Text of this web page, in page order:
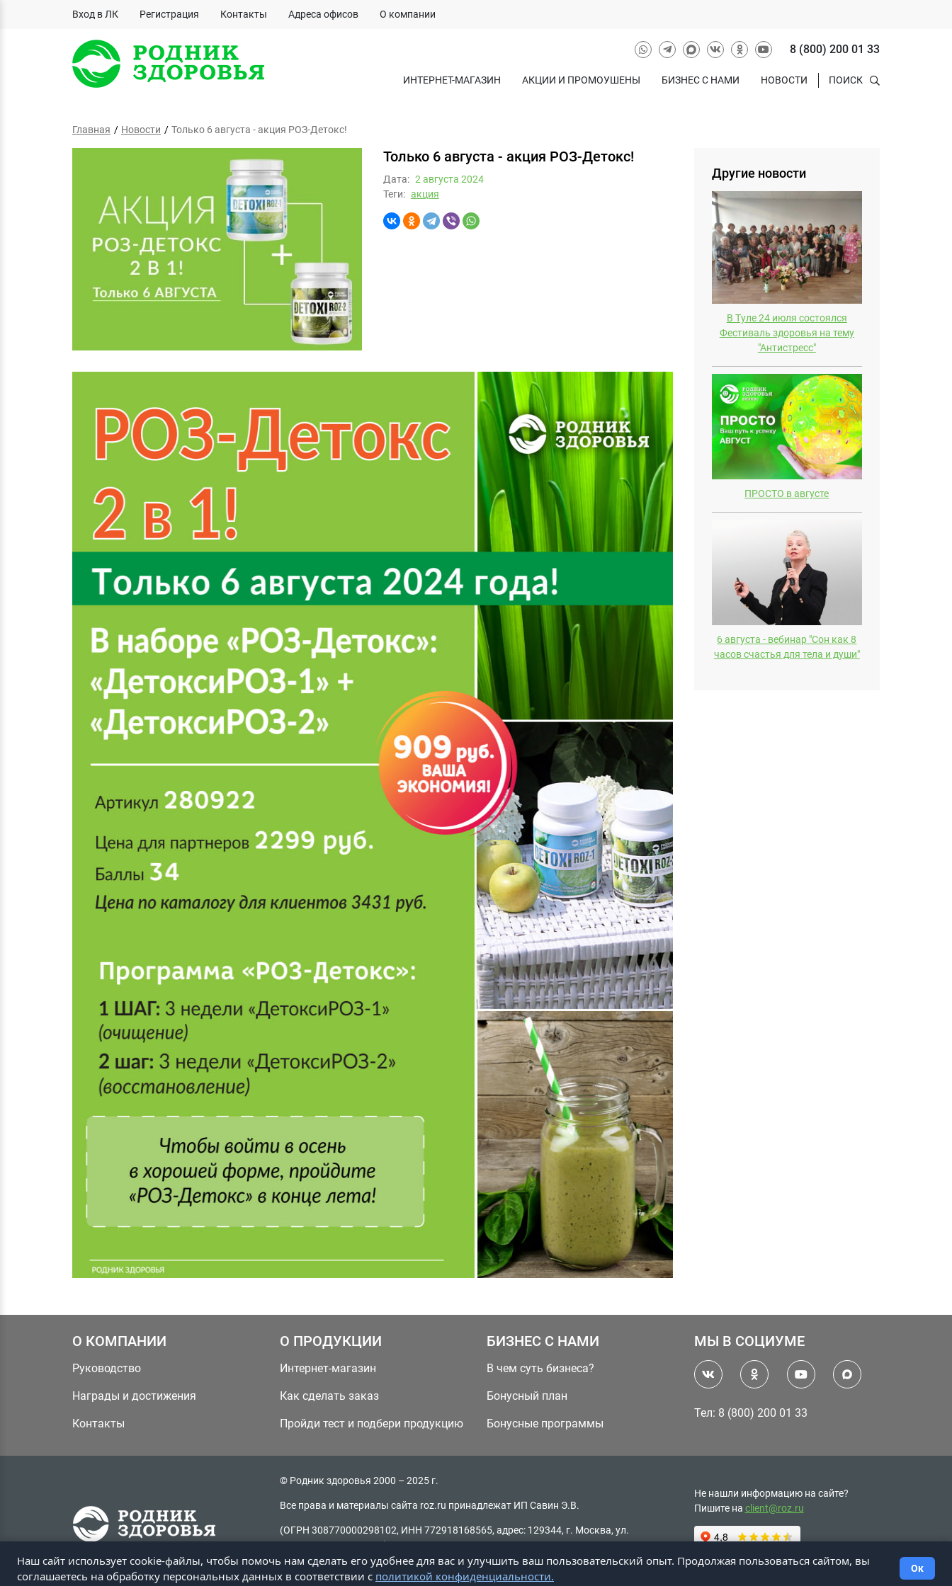
Вход в ЛК Регистрация Контакты Адреса офисов О компании
8 (800) 200 01 33
ИНТЕРНЕТ-МАГАЗИН АКЦИИ И ПРОМОУШЕНЫ БИЗНЕС С НАМИ НОВОСТИ ПОИСК
Главная Новости Только 6 августа - акция РОЗ-Детокс!
Только 6 августа - акция РОЗ-Детокс!
Дата: 2 августа 2024
Теги: акция
Другие новости
В Туле 24 июля состоялся
Фестиваль здоровья на тему
"Антистресс"
ПРОСТО в августе
6 августа - вебинар "Сон как 8
часов счастья для тела и души"
О КОМПАНИИ
Руководство
Награды и достижения
Контакты
О ПРОДУКЦИИ
Интернет-магазин
Как сделать заказ
Пройди тест и подбери продукцию
БИЗНЕС С НАМИ
В чем суть бизнеса?
Бонусный план
Бонусные программы
МЫ В СОЦИУМЕ
Тел: 8 (800) 200 01 33
© Родник здоровья 2000 – 2025 г.
Все права и материалы сайта roz.ru принадлежат ИП Савин Э.В.
(ОГРН 308770000298102, ИНН 772918168565, адрес: 129344, г. Москва, ул.
Радужная, д. 16, стр. 2)
Копирование материалов без активной ссылки на источник запрещено
Не нашли информацию на сайте?
Пишите на client@roz.ru
Наш сайт использует cookie-файлы, чтобы помочь нам сделать его удобнее для вас и улучшить ваш пользовательский опыт. Продолжая пользоваться сайтом, вы
соглашаетесь на обработку персональных данных в соответствии с политикой конфиденциальности.
Ок